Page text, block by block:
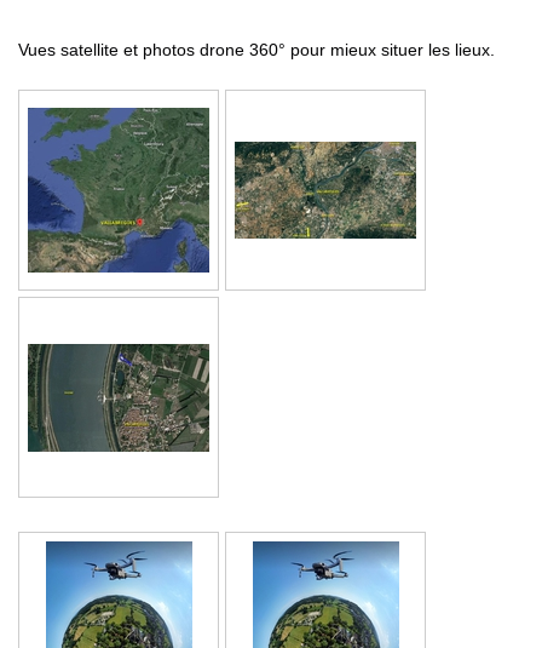
Vues satellite et photos drone 360° pour mieux situer les lieux.